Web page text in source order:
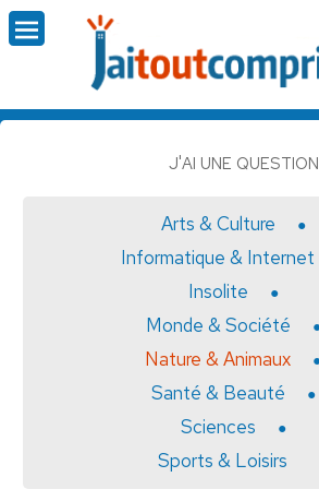
J'AI UNE QUESTION
Arts & Culture
Informatique & Internet
Insolite
Monde & Société
Nature & Animaux
Santé & Beauté
Sciences
Sports & Loisirs